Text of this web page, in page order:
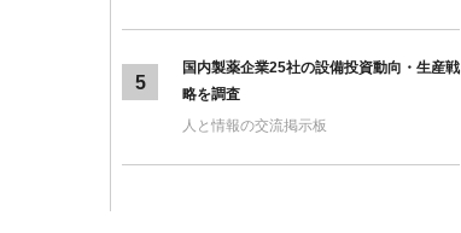
5
国内製薬企業25社の設備投資動向・生産戦
略を調査
人と情報の交流掲示板